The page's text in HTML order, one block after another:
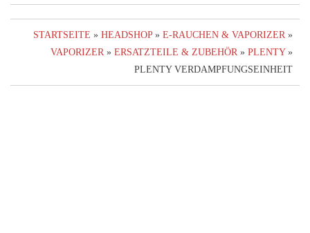
STARTSEITE » HEADSHOP» E-RAUCHEN & VAPORIZER »
VAPORIZER » ERSATZTEILE & ZUBEHÖR » PLENTY»
PLENTY VERDAMPFUNGSEINHEIT